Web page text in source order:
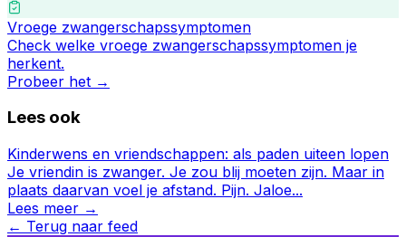
Vroege zwangerschapssymptomen
Check welke vroege zwangerschapssymptomen je
herkent.
Probeer het →
Lees ook
Kinderwens en vriendschappen: als paden uiteen lopen
Je vriendin is zwanger. Je zou blij moeten zijn. Maar in
plaats daarvan voel je afstand. Pijn. Jaloe...
Lees meer →
← Terug naar feed